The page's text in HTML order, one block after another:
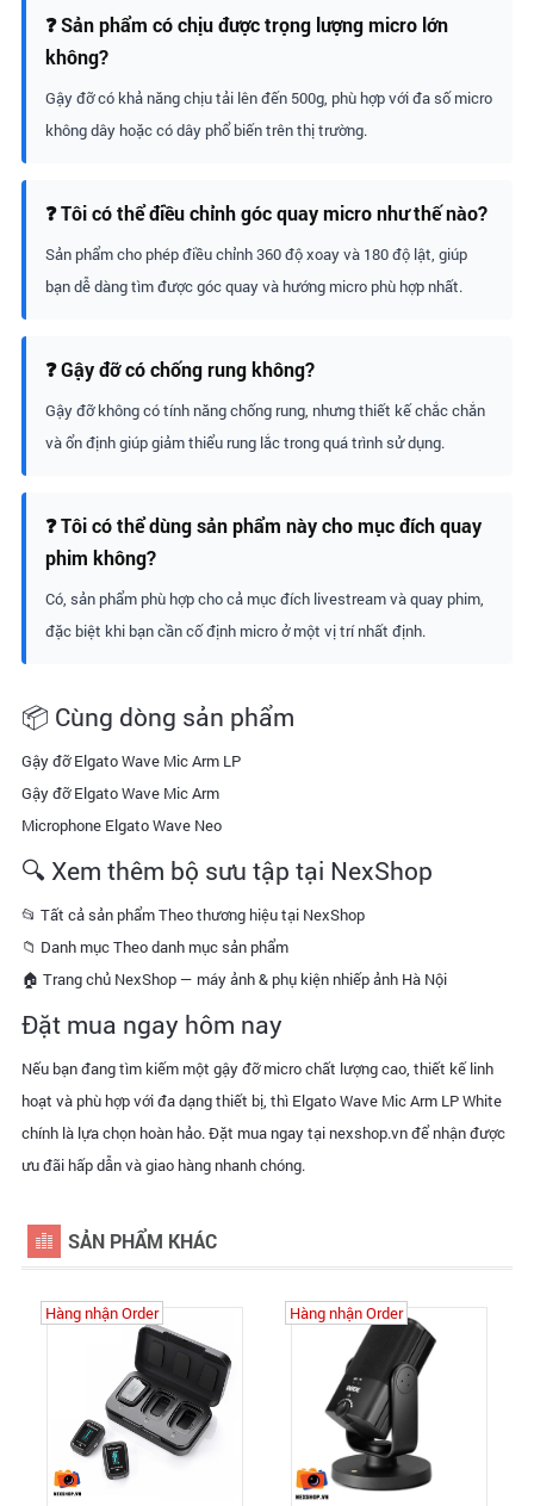
❓ Sản phẩm có chịu được trọng lượng micro lớn
không?
Gậy đỡ có khả năng chịu tải lên đến 500g, phù hợp với đa số micro
không dây hoặc có dây phổ biến trên thị trường.
❓ Tôi có thể điều chỉnh góc quay micro như thế nào?
Sản phẩm cho phép điều chỉnh 360 độ xoay và 180 độ lật, giúp
bạn dễ dàng tìm được góc quay và hướng micro phù hợp nhất.
❓ Gậy đỡ có chống rung không?
Gậy đỡ không có tính năng chống rung, nhưng thiết kế chắc chắn
và ổn định giúp giảm thiểu rung lắc trong quá trình sử dụng.
❓ Tôi có thể dùng sản phẩm này cho mục đích quay
phim không?
Có, sản phẩm phù hợp cho cả mục đích livestream và quay phim,
đặc biệt khi bạn cần cố định micro ở một vị trí nhất định.
📦 Cùng dòng sản phẩm
Gậy đỡ Elgato Wave Mic Arm LP
Gậy đỡ Elgato Wave Mic Arm
Microphone Elgato Wave Neo
🔍 Xem thêm bộ sưu tập tại NexShop
📂 Tất cả sản phẩm Theo thương hiệu tại NexShop
📁 Danh mục Theo danh mục sản phẩm
🏠 Trang chủ NexShop — máy ảnh & phụ kiện nhiếp ảnh Hà Nội
Đặt mua ngay hôm nay
Nếu bạn đang tìm kiếm một gậy đỡ micro chất lượng cao, thiết kế linh
hoạt và phù hợp với đa dạng thiết bị, thì Elgato Wave Mic Arm LP White
chính là lựa chọn hoàn hảo. Đặt mua ngay tại nexshop.vnđể nhận được
ưu đãi hấp dẫn và giao hàng nhanh chóng.
SẢN PHẨM KHÁC
Hàng nhận Order Hàng nhận Order